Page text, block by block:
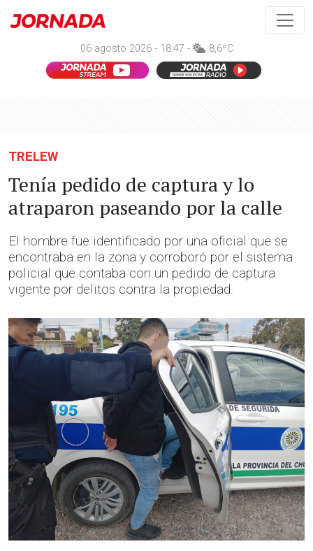
06 agosto 2026 - 18:47 - 8,6ºC
TRELEW
Tenía pedido de captura y lo
atraparon paseando por la calle
El hombre fue identificado por una oficial que se
encontraba en la zona y corroboró por el sistema
policial que contaba con un pedido de captura
vigente por delitos contra la propiedad.